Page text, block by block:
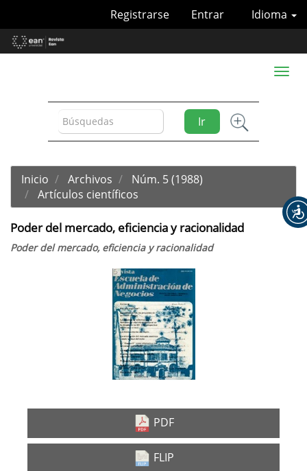
Contenido
principal
Idioma
Registrarse Entrar
Ir
Toggle
Inicio Archivos
Núm. 5 (1988)
Artículos científicos
Poder del mercado, eficiencia y racionalidad
Poder del mercado, eficiencia y racionalidad
PDF
FLIP